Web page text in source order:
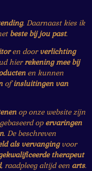
. Daarnaast kies ik
beste bij jou past.
en doorverlichting
hierrekening mee bij
en kunnen
ofinsluitingen van
op onze website zijn
op ervaringen
. De beschreven
als vervangingvoor
therapeut
, raadpleeg altijd een arts.